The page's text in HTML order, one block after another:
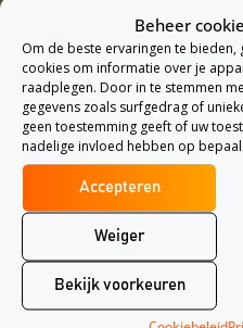
Beheer
Om de beste ervaringen te
cookies om informatie over je
raadplegen. Door in te stemmen
gegevens zoals surfgedrag of
geen toestemming geeft of uw
nadelige invloed hebben op
Accepteren
Weiger
Bekijk voorkeuren
I
n
s
t
a
g
r
a
m
L
i
n
k
e
d
i
n
F
a
c
e
b
o
o
k
-